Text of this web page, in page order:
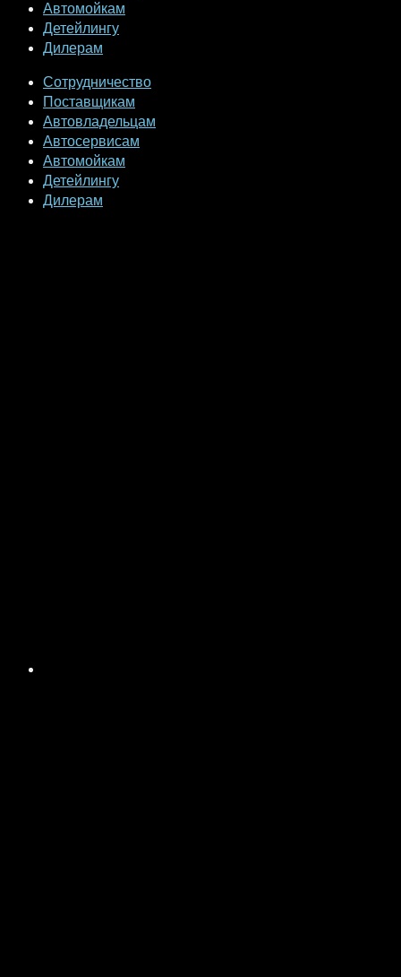
Автомойкам
Детейлингу
Дилерам
Сотрудничество
Поставщикам
Автовладельцам
Автосервисам
Автомойкам
Детейлингу
Дилерам